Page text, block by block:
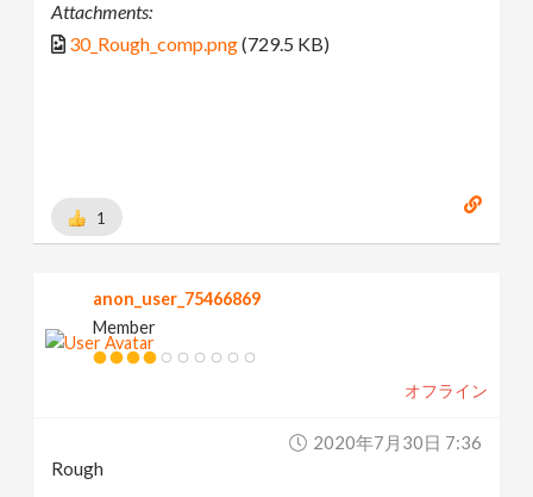
Attachments:
30_Rough_comp.png(729.5 KB)
1
anon_user_75466869
Member
オフライン
2020年7月30日 7:36
Rough